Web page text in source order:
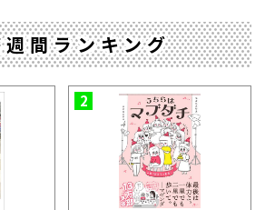
週間ランキング
2